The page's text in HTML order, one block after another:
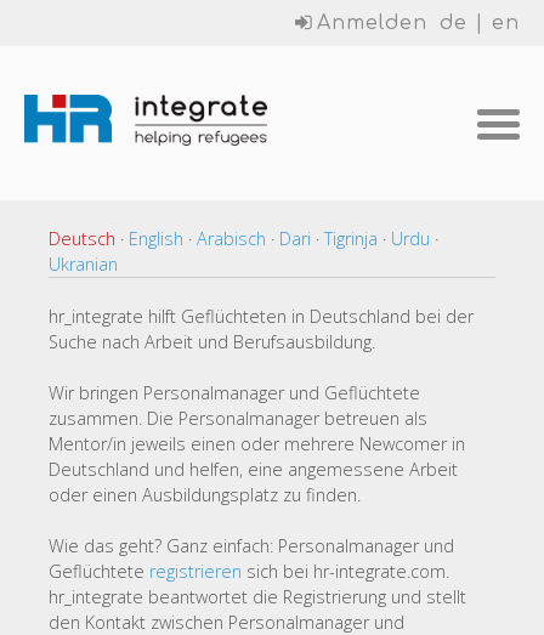
Anmelden de en
Deutsch · English · Arabisch · Dari ·Tigrinja · Urdu ·
Ukranian
hr_integrate hilft Geflüchteten in Deutschland bei der
Suche nach Arbeit und Berufsausbildung.
Wir bringen Personalmanager und Geflüchtete
zusammen. Die Personalmanager betreuen als
Mentor/in jeweils einen oder mehrere Newcomer in
Deutschland und helfen, eine angemessene Arbeit
oder einen Ausbildungsplatz zu finden.
Wie das geht? Ganz einfach: Personalmanager und
Geflüchtete registrieren sich bei hr-integrate.com.
hr_integrate beantwortet die Registrierung und stellt
den Kontakt zwischen Personalmanager und